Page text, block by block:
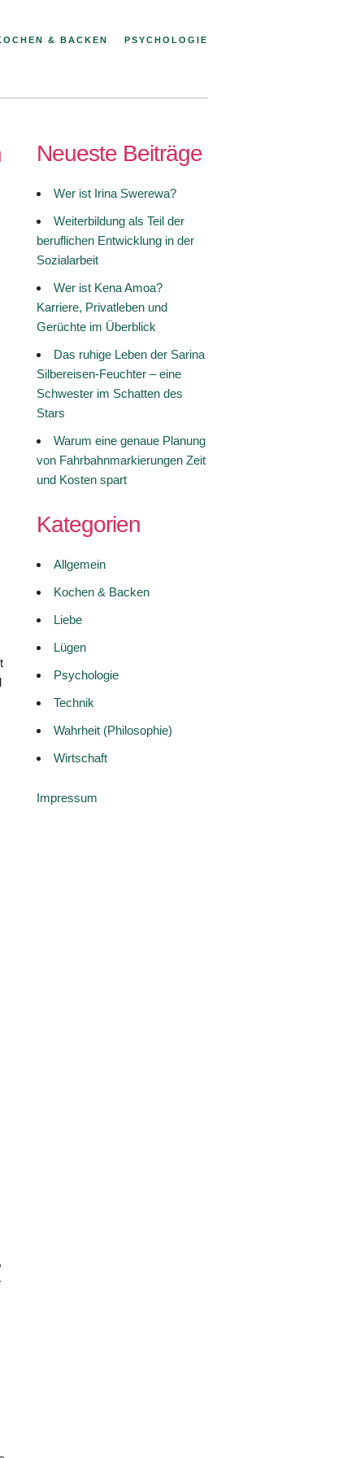
& BACKEN PSYCHOLOGIE
Neueste Beiträge
Wer ist Irina Swerewa?
Weiterbildung als Teil der
beruflichen Entwicklung in der
Sozialarbeit
Wer ist Kena Amoa?
Karriere, Privatleben und
Gerüchte im Überblick
Das ruhige Leben der Sarina
Silbereisen-Feuchter – eine
Schwester im Schatten des
Stars
Warum eine genaue Planung
von Fahrbahnmarkierungen Zeit
und Kosten spart
Kategorien
Allgemein
Kochen & Backen
Liebe
Lügen
Psychologie
Technik
Wahrheit (Philosophie)
Wirtschaft
Impressum